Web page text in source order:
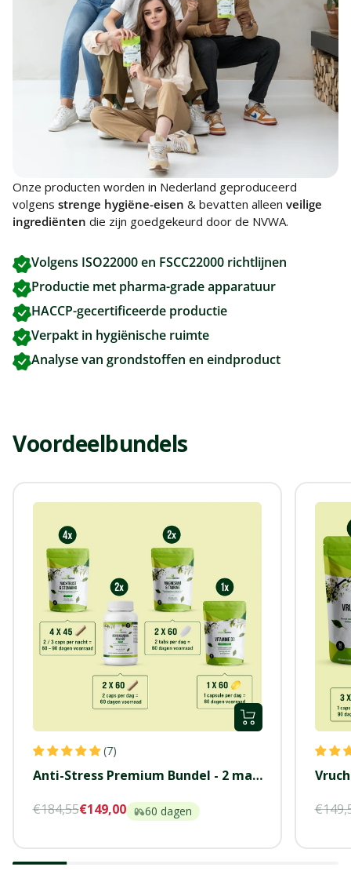
Onze producten worden in Nederland geproduceerd
volgens strenge hygiëne-eisen & bevatten alleen veilige
ingrediënten die zijn goedgekeurd door de NVWA.
Volgens ISO22000 en FSCC22000 richtlijnen
Productie met pharma-grade apparatuur
HACCP-gecertificeerde productie
Verpakt in hygiënische ruimte
Analyse van grondstoffen en eindproduct
Voordeelbundels
+
(7)
Anti-Stress Premium Bundel - 2 maanden
60 dagen
Kortingsprijs
€149,00
Normale
€184,55